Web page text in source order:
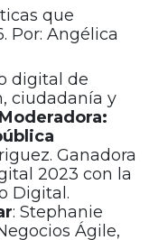
que
Por: Angélica
digital de
ciudadanía y
Moderadora:
Ganadora
2023 con la
Digital.
: Stephanie
Ágile,